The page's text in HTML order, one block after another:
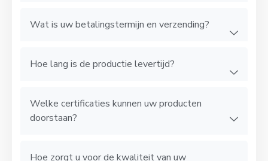
Wat is uw betalingstermijn en verzending?
Hoe lang is de productie levertijd?
Welke certificaties kunnen uw producten
doorstaan?
Hoe zorgt u voor de kwaliteit van uw